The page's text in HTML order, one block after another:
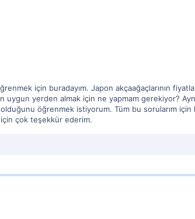
için buradayım. Japon akçaağaçlarının
uygun yerden almak için ne yapmam gerekiyor?
öğrenmek istiyorum. Tüm bu sorularım için
çok teşekkür ederim.